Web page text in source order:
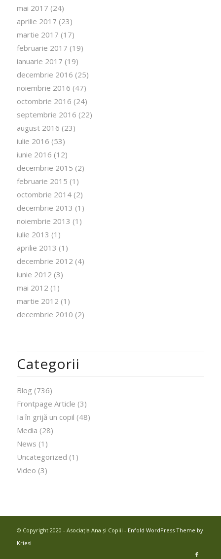
mai 2017 (24)
aprilie 2017 (23)
martie 2017 (17)
februarie 2017 (19)
ianuarie 2017 (19)
decembrie 2016 (25)
noiembrie 2016 (47)
octombrie 2016 (24)
septembrie 2016 (22)
august 2016 (23)
iulie 2016 (53)
iunie 2016 (12)
decembrie 2015 (2)
februarie 2015 (1)
octombrie 2014(2)
decembrie 2013 (1)
noiembrie 2013 (1)
iulie 2013 (1)
aprilie 2013 (1)
decembrie 2012 (4)
iunie 2012 (3)
mai 2012 (1)
martie 2012 (1)
decembrie 2010 (2)
Categorii
Blog (736)
Frontpage Article (3)
Ia în grijă un copil (48)
Media (28)
News (1)
Uncategorized (1)
Video (3)
© Copyright 2020 - Asociația Ana și Copiii - Enfold WordPress Theme by
Kriesi